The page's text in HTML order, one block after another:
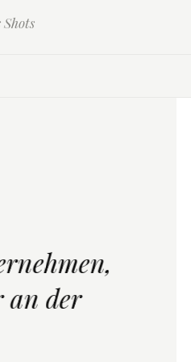
Shots
· 02 / 07
Fotos